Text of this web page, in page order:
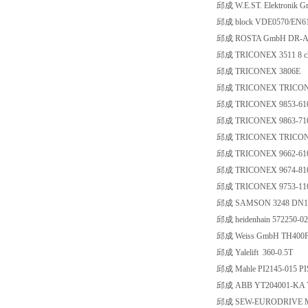
邱成 W.E.ST. Elektronik
邱成 block VDE0570/
邱成 ROSTA GmbH DR-
邱成 TRICONEX 3511 8
邱成 TRICONEX 3806E
邱成 TRICONEX
邱成 TRICONEX 9853-
邱成 TRICONEX 9863-
邱成 TRICONEX
邱成 TRICONEX 9662-
邱成 TRICONEX 9674-
邱成 TRICONEX 9753-
邱成 SAMSON 3248
邱成 heidenhain 572250-02
邱成 Weiss GmbH
邱成 Yalelift 360-0.5T
邱成 Mahle PI2145-015
邱成 ABB YT204001-KA
邱成 SEW-EURODRIVE